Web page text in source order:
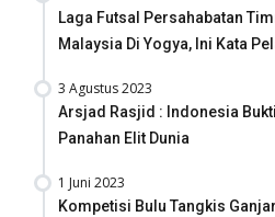
Laga Futsal Persahabatan
Malaysia Di Yogya, Ini Kata
3 Agustus 2023
Arsjad Rasjid : Indonesia
Panahan Elit Dunia
1 Juni 2023
Kompetisi Bulu Tangkis